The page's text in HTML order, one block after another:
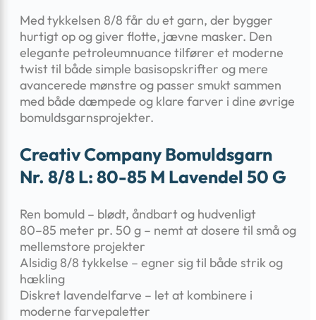
Med tykkelsen 8/8 får du et garn, der bygger
hurtigt op og giver flotte, jævne masker. Den
elegante petroleumnuance tilfører et moderne
twist til både simple basisopskrifter og mere
avancerede mønstre og passer smukt sammen
med både dæmpede og klare farver i dine øvrige
bomuldsgarnsprojekter.
Creativ Company Bomuldsgarn
Nr. 8/8 L: 80-85 M Lavendel 50 G
Ren bomuld – blødt, åndbart og hudvenligt
80–85 meter pr. 50 g – nemt at dosere til små og
mellemstore projekter
Alsidig 8/8 tykkelse – egner sig til både strik og
hækling
Diskret lavendel­farve – let at kombinere i
moderne farvepaletter